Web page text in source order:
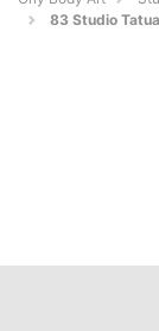
83 Studio